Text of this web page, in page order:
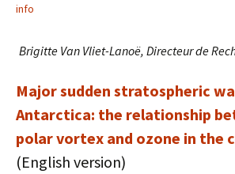
info
Brigitte Van Vliet-Lanoë, Directeur de
Major sudden stratospheric
Antarctica: the relationship
polar vortex and ozone in the
(English version)